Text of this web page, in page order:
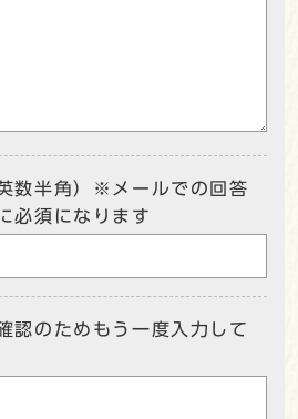
数半角）※メールでの回答
必須になります
認のためもう一度入力して